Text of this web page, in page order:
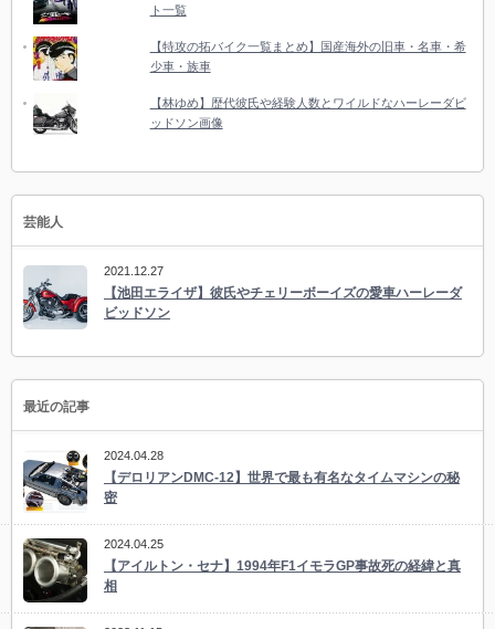
ト一覧
【特攻の拓バイク一覧まとめ】国産海外の旧車・名車・希
少車・族車
【林ゆめ】歴代彼氏や経験人数とワイルドなハーレーダビ
ッドソン画像
芸能人
2021.12.27
【池田エライザ】彼氏やチェリーボーイズの愛車ハーレーダ
ビッドソン
最近の記事
2024.04.28
【デロリアンDMC-12】世界で最も有名なタイムマシンの秘
密
2024.04.25
【アイルトン・セナ】1994年F1イモラGP事故死の経緯と真
相